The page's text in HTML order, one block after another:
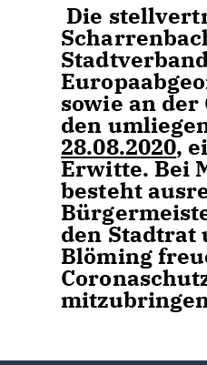
Die
sowie an
den
28.08.2020,
Erwitte. Bei
besteht
den Stadtrat
Blöming